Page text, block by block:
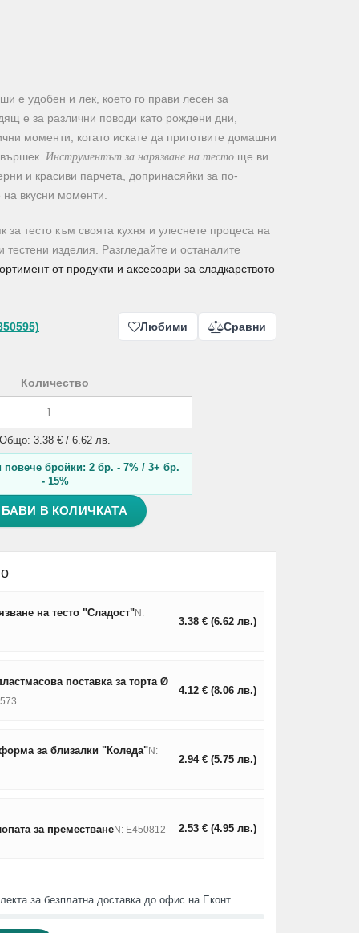
е удобен и лек, което го прави лесен за
е за различни поводи като рождени дни,
моменти, когато искате да приготвите домашни
Инструментът за нарязване на тесто ще ви
и красиви парчета, допринасяйки за по-
вкусни моменти.
за тесто към своята кухня и улеснете процеса на
тестени изделия. Разгледайте и останалите
от продукти и аксесоари за сладкарството
Любими Сравни
Количество
Общо: 3.38 € / 6.62 лв.
повече бройки: 2 бр. - 7% / 3+ бр.
- 15%
В КОЛИЧКАТА
на тесто "Сладост"N:
3.38 € (6.62 лв.)
поставка за торта Ø
4.12 € (8.06 лв.)
за близалки "Коледа"N:
2.94 € (5.75 лв.)
за преместванеN: E450812 2.53 € (4.95 лв.)
за безплатна доставка до офис на Еконт.